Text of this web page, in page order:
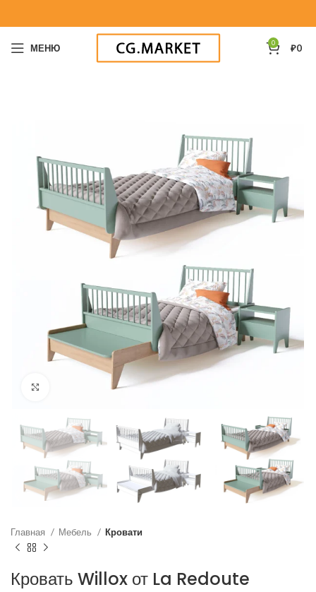
МЕНЮ 0 ₽0
Нажмите, чтобы увеличить
Главная Мебель Кровати
Кровать Willox от La Redoute